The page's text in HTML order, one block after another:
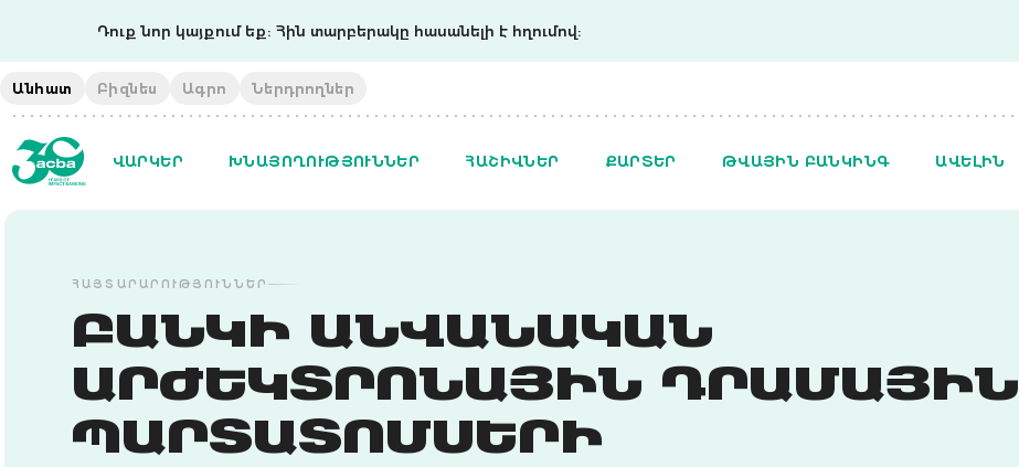
Դուք նոր կայքում եք: Հին տարբերակը հասանելի է հղումով:
Անհատ Բիզնես Ագրո Ներդրողներ
ՎԱՐԿԵՐ ԽՆԱՅՈՂՈՒԹՅՈՒՆՆԵՐ ՀԱՇԻՎՆԵՐ ՔԱՐՏԵՐ ԹՎԱՅԻՆ ԲԱՆԿԻՆԳ ԱՎԵԼԻՆ
ՀԱՅՏԱՐԱՐՈՒԹՅՈՒՆՆԵՐ
ԲԱՆԿԻ ԱՆՎԱՆԱԿԱՆ
ԱՐԺԵԿՏՐՈՆԱՅԻՆ ԴՐԱՄԱՅԻՆ
ՊԱՐՏԱՏՈՄՍԵՐԻ